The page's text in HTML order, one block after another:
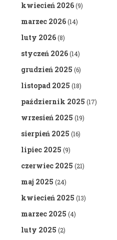
kwiecień 2026(9)
marzec 2026(14)
luty 2026(8)
styczeń 2026(14)
grudzień 2025 (6)
listopad 2025 (18)
październik 2025 (17)
wrzesień 2025 (19)
sierpień 2025 (16)
lipiec 2025 (9)
czerwiec 2025 (21)
maj 2025 (24)
kwiecień 2025 (13)
marzec 2025 (4)
luty 2025 (2)